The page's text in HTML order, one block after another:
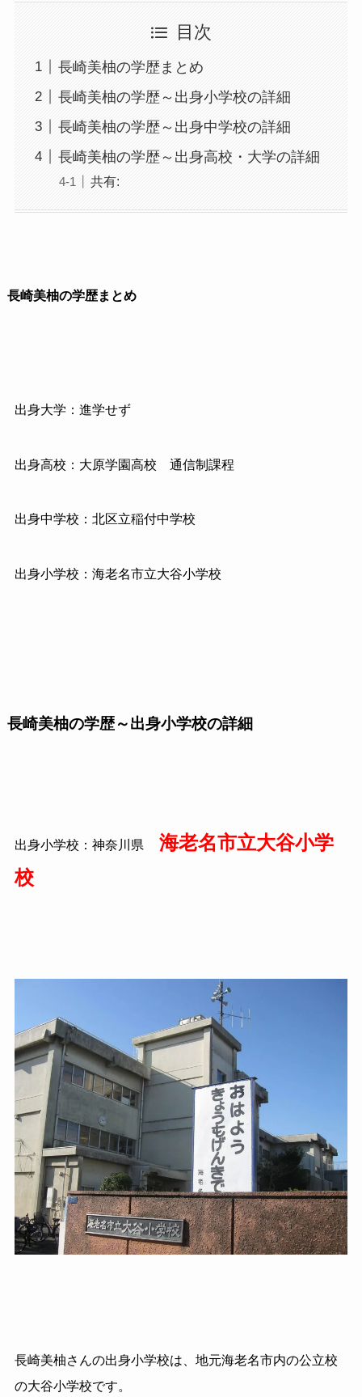
目次
長崎美柚の学歴まとめ
長崎美柚の学歴～出身小学校の詳細
長崎美柚の学歴～出身中学校の詳細
長崎美柚の学歴～出身高校・大学の詳細
共有:
長崎美柚の学歴まとめ
出身大学：進学せず
出身高校：大原学園高校 通信制課程
出身中学校：北区立稲付中学校
出身小学校：海老名市立大谷小学校
長崎美柚の学歴～出身小学校の詳細
出身小学校：神奈川県
海老名市立大谷小学
校
長崎美柚さんの出身小学校は、地元海老名市内の公立校
の大谷小学校です。